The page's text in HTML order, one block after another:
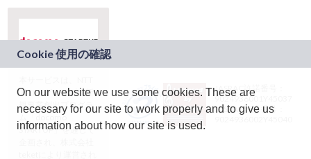
ドコモグループの新
規事業創出プログラ
ム「docomo
STARTUP」を通じて
JASRAC許諾番号：
9024936001Y45037
JASRAC許諾番号：
On our website we use some cookies. These are
necessary for our site to work properly and to give us
information about how our site is used.